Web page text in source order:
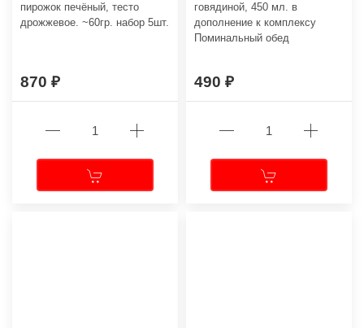
пирожок печёный, тесто
дрожжевое. ~60гр. набор 5шт.
870
говядиной, 450 мл. в
дополнение к комплексу
Поминальный обед
490